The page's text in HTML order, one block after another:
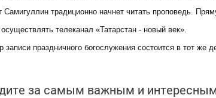
Самигуллин традиционно начнет читать проповедь.
телеканал «Татарстан - новый век».
записи праздничного богослужения состоится в тот же
за самым важным и